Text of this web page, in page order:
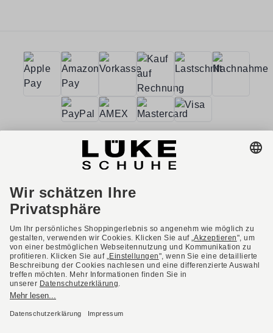
AGB Barrierefreiheit
Impressum
Datenschutzerklärung
Datenschutzeinstellungen